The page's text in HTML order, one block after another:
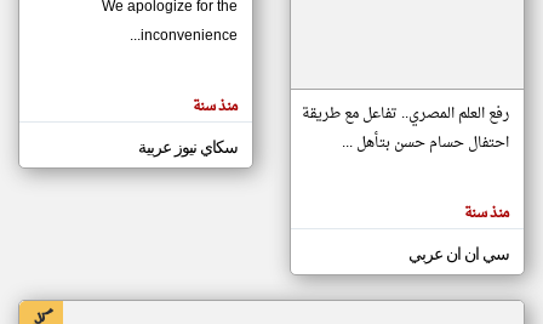
مصادر الأخبار من موريتانيا
اخبار موريتانيا على مدار الساعة
أهم اخبار موريتانيا العاجلة والمباشرة
المقالات
الموجوده
هنا عن
رفع العلم المصري.. تفاعل مع طريقة
احتفال حسام حسن بتأهل ...
منذ سنة
سي ان ان عربي
We apologize for the
inconvenience...
منذ سنة
سكاي نيوز عربية
klyoum.com